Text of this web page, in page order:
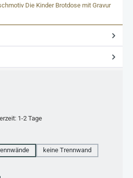
Die Kinder Brotdose mit Gravur
1-2 Tage
keine Trennwand